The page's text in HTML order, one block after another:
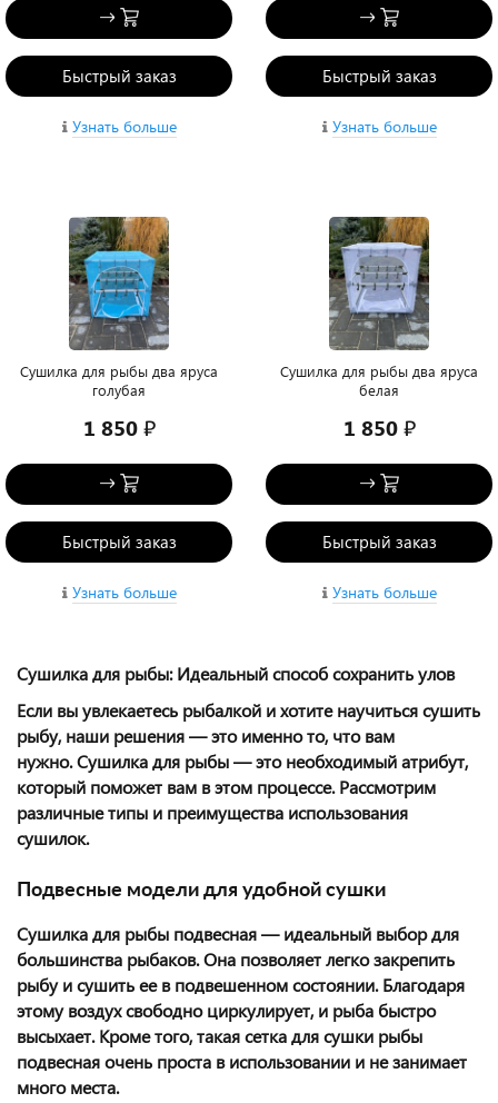
Быстрый заказ
Узнать больше
Быстрый заказ
Узнать больше
Сушилка для рыбы два яруса
голубая
1 850 ₽
Быстрый заказ
Узнать больше
Сушилка для рыбы два яруса
белая
1 850 ₽
Быстрый заказ
Узнать больше
Сушилка для рыбы: Идеальный способ сохранить улов
Если вы увлекаетесь рыбалкой и хотите научиться сушить
рыбу, наши решения — это именно то, что вам
нужно. Сушилка для рыбы — это необходимый атрибут,
который поможет вам в этом процессе. Рассмотрим
различные типы и преимущества использования
сушилок.
Подвесные модели для удобной сушки
Сушилка для рыбы подвесная — идеальный выбор для
большинства рыбаков. Она позволяет легко закрепить
рыбу и сушить ее в подвешенном состоянии. Благодаря
этому воздух свободно циркулирует, и рыба быстро
высыхает. Кроме того, такая сетка для сушки рыбы
подвесная очень проста в использовании и не занимает
много места.